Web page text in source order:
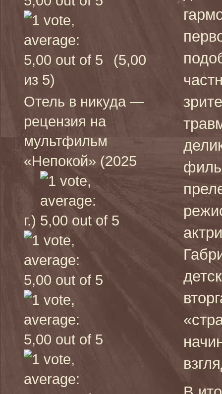
(5,00
из 5)
Отель в никуда —
рецензия на
мультфильм
«Непокой» (2025
г.)